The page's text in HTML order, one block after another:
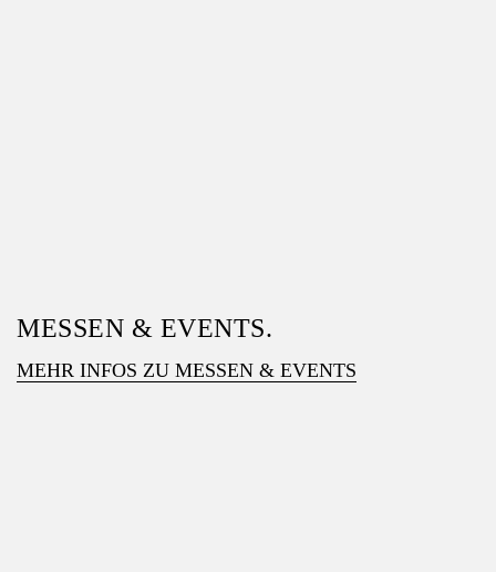
MESSEN & EVENTS.
MEHR INFOS ZU MESSEN & EVENTS